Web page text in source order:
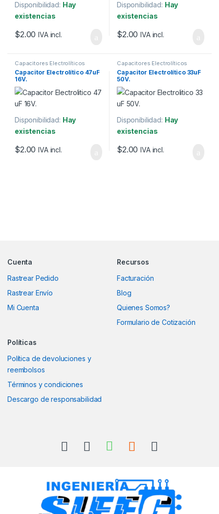
Disponibilidad: Hay
existencias
$2.00 IVA incl.
Disponibilidad: Hay
existencias
$2.00 IVA incl.
Capacitores Electrolíticos
Capacitor Electrolítico 47uF
16V.
Disponibilidad: Hay
existencias
$2.00 IVA incl.
Capacitores Electrolíticos
Capacitor Electrolítico 33uF
50V.
Disponibilidad: Hay
existencias
$2.00 IVA incl.
Cuenta
Rastrear Pedido
Rastrear Envío
Mi Cuenta
Recursos
Facturación
Blog
Quienes Somos?
Formulario de Cotización
Políticas
Política de devoluciones y
reembolsos
Términos y condiciones
Descargo de responsabilidad